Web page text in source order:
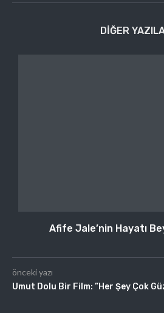
DIĞER
Afife Jale’nin Hayatı
önceki yazı
Umut Dolu Bir Film: ”Her Şey Çok